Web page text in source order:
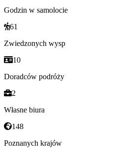
Godzin w samolocie
61
Zwiedzonych wysp
10
Doradców podróży
2
Własne biura
148
Poznanych krajów